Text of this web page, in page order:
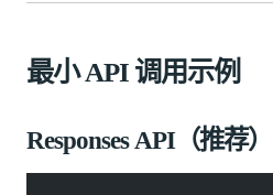
最小 API 调用示例
Responses API（推荐）